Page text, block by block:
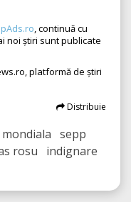
, continuă cu
noi știri sunt publicate
platformă de știri
Distribuie
sepp
rosu indignare